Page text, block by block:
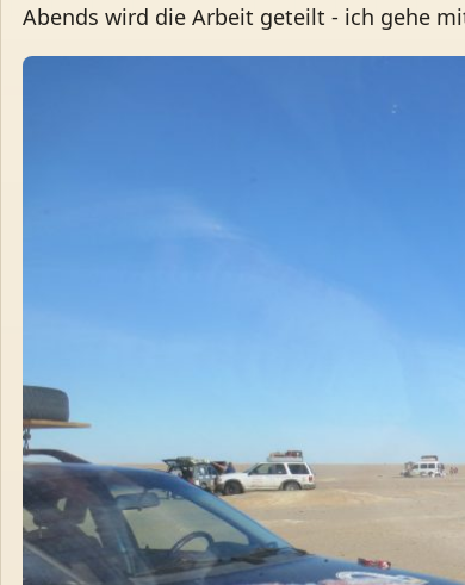
Abends wird die Arbeit geteilt - ich gehe